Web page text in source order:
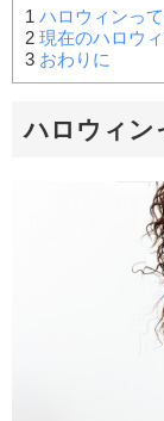
1 ハロウィンっ
2 現在のハロウ
3 おわりに
ハロウィン